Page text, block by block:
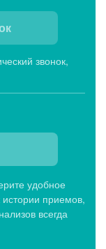
звонок,
удобное
приемов,
всегда